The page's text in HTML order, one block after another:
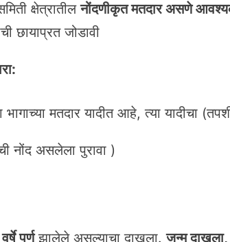
क्षेत्रातीलनोंदणीकृत मतदार असणे
छायाप्रत जोडावी
भागाच्या मतदार यादीत आहे, त्या यादीचा
नोंद असलेला पुरावा )
पूर्णझालेले असल्याचा दाखला.जन्म दाखला,